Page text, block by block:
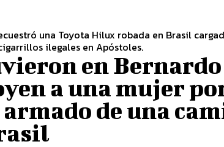
una Toyota Hilux robada en Brasil
ilegales en Apóstoles.
en Bernardo
a una mujer
de una